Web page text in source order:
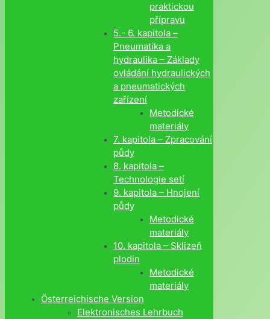
praktickou
přípravu
5.- 6. kapitola –
Pneumatika a
hydraulika – Základy
ovládání hydraulických
a pneumatických
zařízení
Metodické
materiály
7. kapitola – Zpracování
půdy
8. kapitola –
Technologie setí
9. kapitola – Hnojení
půdy
Metodické
materiály
10. kapitola – Sklizeň
plodin
Metodické
materiály
Österreichische Version
Elektronisches Lehrbuch